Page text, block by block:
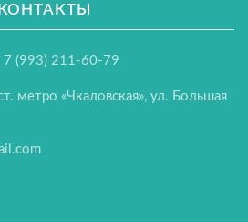
КОНТАКТЫ
7 (993) 211-60-79
метро «Чкаловская», ул. Большая